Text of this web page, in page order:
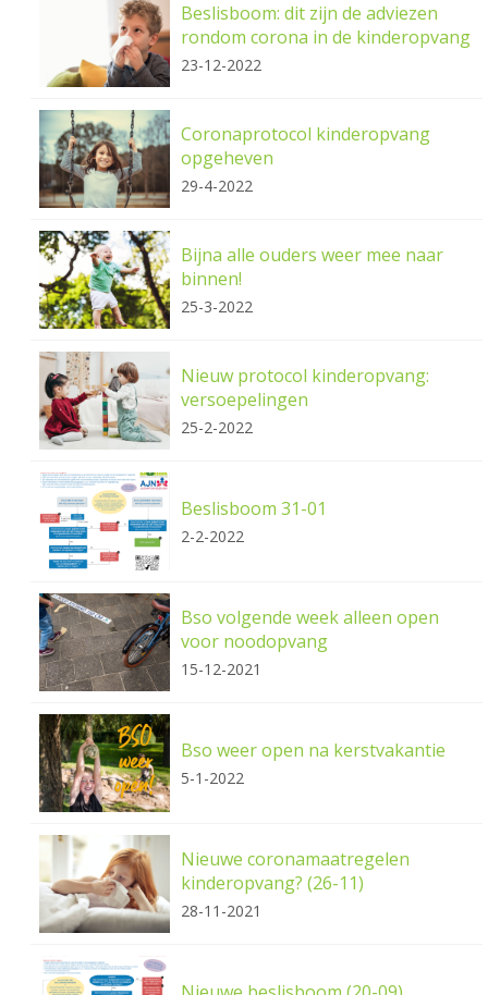
Beslisboom: dit zijn de adviezen
rondom corona in de kinderopvang
23-12-2022
Coronaprotocol kinderopvang
opgeheven
29-4-2022
Bijna alle ouders weer mee naar
binnen!
25-3-2022
Nieuw protocol kinderopvang:
versoepelingen
25-2-2022
Beslisboom 31-01
2-2-2022
Bso volgende week alleen open
voor noodopvang
15-12-2021
Bso weer open na kerstvakantie
5-1-2022
Nieuwe coronamaatregelen
kinderopvang? (26-11)
28-11-2021